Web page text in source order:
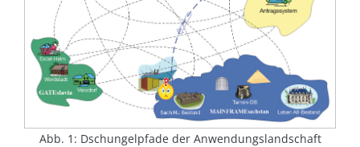
Abb. 1: Dschungelpfade der Anwendungslandschaft